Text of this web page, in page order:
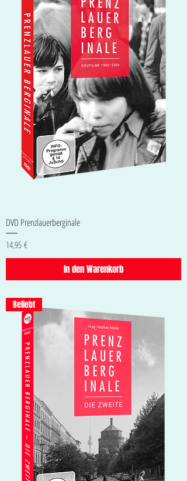
DVD Prenzlauerberginale
Preis
14,95 €
In den Warenkorb
Beliebt